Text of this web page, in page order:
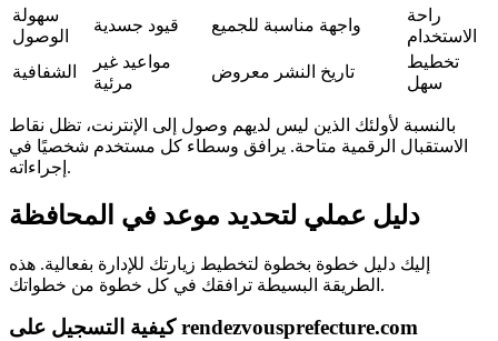
سهولة
الوصول
قيود جسدية واجهة مناسبة للجميع
راحة
الاستخدام
الشفافية
مواعيد غير
مرئية
تاريخ النشر معروض
تخطيط
سهل
بالنسبة لأولئك الذين ليس لديهم وصول إلى الإنترنت، تظل نقاط
الاستقبال الرقمية متاحة. يرافق وسطاء كل مستخدم شخصيًا في
إجراءاته.
دليل عملي لتحديد موعد في المحافظة
إليك دليل خطوة بخطوة لتخطيط زيارتك للإدارة بفعالية. هذه
الطريقة البسيطة ترافقك في كل خطوة من خطواتك.
كيفية التسجيل على rendezvousprefecture.com